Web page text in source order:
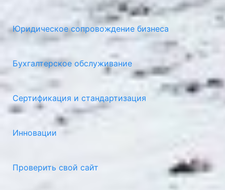
Юридическое сопровождение бизнеса
Бухгалтерское обслуживание
Сертификация и стандартизация
Инновации
Проверить свой сайт